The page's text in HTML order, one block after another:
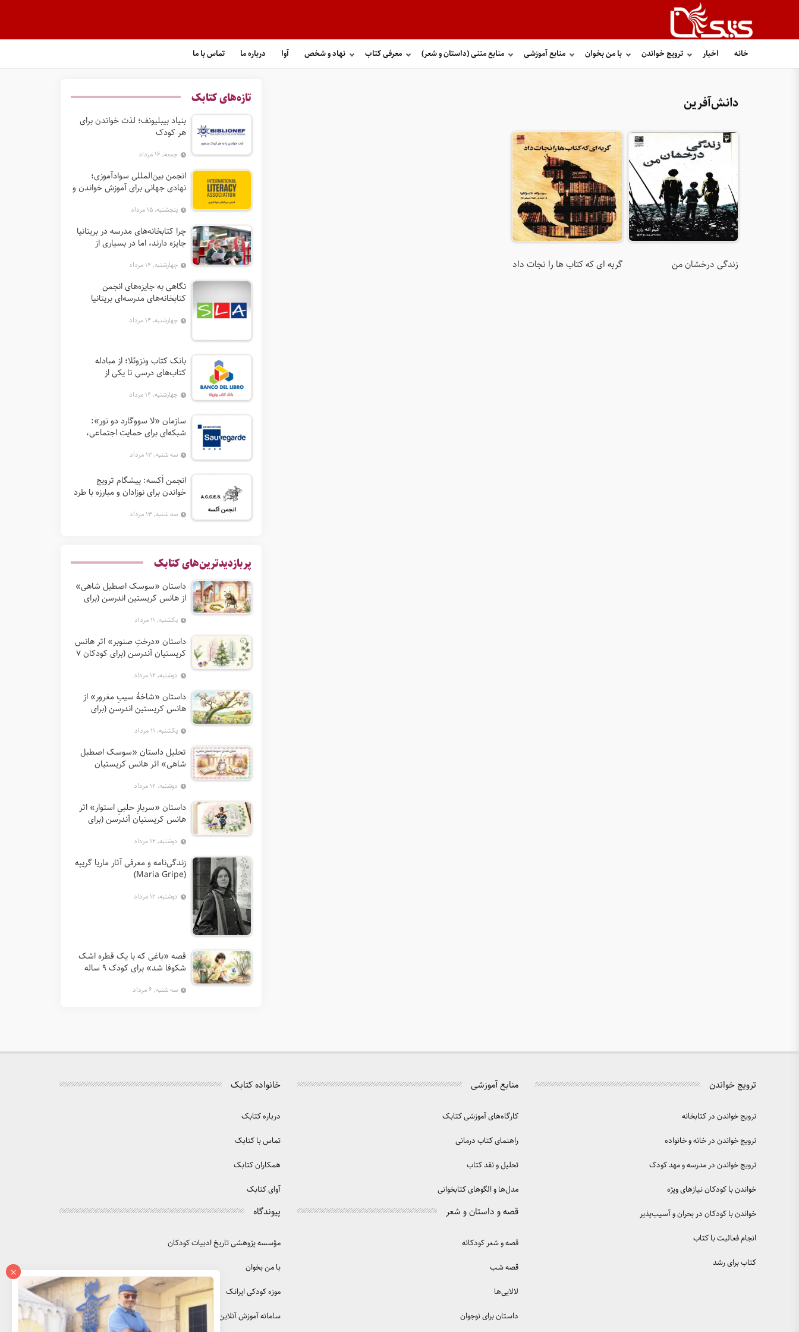
خانه اخبار ترویج خواندن با من بخوان منابع آموزشی منابع متنی (داستان و شعر) معرفی کتاب نهاد و شخص آوا درباره ما تماس با ما
دانش‌آفرین
زندگی درخشان من گربه ‌ای که کتاب ها را نجات داد
×
تازه‌های کتابک
بنیاد بیبلیونف؛ لذت خواندن برای
هر کودک
جمعه, ۱۶ مرداد
انجمن بین‌المللی سوادآموزی؛
نهادی جهانی برای آموزش خواندن و
پنجشنبه, ۱۵ مرداد
چرا کتابخانه‌های مدرسه در بریتانیا
جایزه دارند، اما در بسیاری از
چهارشنبه, ۱۴ مرداد
نگاهی به جایزه‌های انجمن
کتابخانه‌های مدرسه‌ای بریتانیا
چهارشنبه, ۱۴ مرداد
بانک کتاب ونزوئلا؛ از مبادله
کتاب‌های درسی تا یکی از
در آمریکای لاتین
چهارشنبه, ۱۴ مرداد
سازمان «لا سووگارد دو نور»:
شبکه‌ای برای حمایت اجتماعی،
اِن. اِس. اُ. آ سابق)
سه شنبه, ۱۳ مرداد
انجمن اَکسه: پیشگام ترویج
خواندن برای نوزادان و مبارزه با طرد
سه شنبه, ۱۳ مرداد
پربازدیدترین‌های کتابک
داستان «سوسک اصطبل شاهی»
از هانس کریستین اندرسن (برای
یکشنبه, ۱۱ مرداد
داستان «درختِ صنوبر» اثر هانس
کریستیان آندرسن (برای کودکان 7
دوشنبه, ۱۲ مرداد
داستان «شاخهٔ سیبِ مغرور» از
هانس کریستین اندرسن (برای
یکشنبه, ۱۱ مرداد
تحلیل داستان «سوسک اصطبل
شاهی» اثر هانس کریستیان
دوشنبه, ۱۲ مرداد
داستان «سربازِ حلبیِ استوار» اثر
هانس کریستیان آندرسن (برای
دوشنبه, ۱۲ مرداد
زندگی‌نامه و معرفی آثار ماریا گریپه
(Maria Gripe)
دوشنبه, ۱۲ مرداد
قصه «باغی که با یک قطره اشک
شکوفا شد» برای کودک ۹ ساله
سه شنبه, ۶ مرداد
ترویج خواندن
ترویج خواندن در کتابخانه
ترویج خواندن در خانه و خانواده
ترویج خواندن در مدرسه و مهد کودک
خواندن با کودکان نیازهای ویژه
خواندن با کودکان در بحران و آسیب‌پذیر
انجام فعالیت با کتاب
کتاب برای رشد
منابع آموزشی
کارگاه‌های آموزشی کتابک
راهنمای کتاب درمانی
تحلیل و نقد کتاب
مدل‌ها و الگوهای کتابخوانی
قصه و داستان و شعر
قصه و شعر کودکانه
قصه شب
لالایی‌ها
داستان برای نوجوان
خانواده کتابک
درباره کتابک
تماس با کتابک
همکاران کتابک
آوای کتابک
پیوندگاه
مؤسسه پژوهشی تاریخ ادبیات کودکان
با من بخوان
موزه کودکی ایرانک
سامانه آموزش آنلاین آموزک